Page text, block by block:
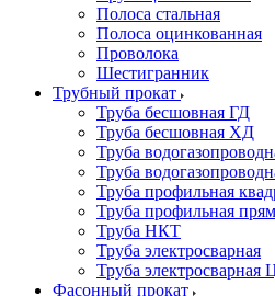
Полоса стальная
Полоса оцинкованная
Проволока
Шестигранник
Трубный прокат
Труба бесшовная ГД
Труба бесшовная ХД
Труба
Труба
Труба профильная
Труба профильная
Труба НКТ
Труба электросварная
Труба электросварная
Фасонный прокат